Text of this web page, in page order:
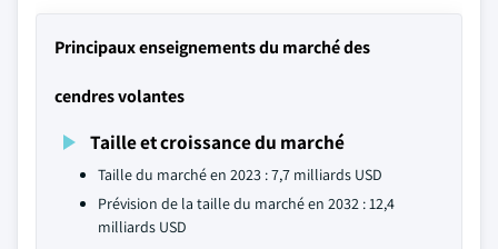
Principaux enseignements du marché des
cendres volantes
Taille et croissance du marché
Taille du marché en 2023 : 7,7 milliards USD
Prévision de la taille du marché en 2032 : 12,4
milliards USD